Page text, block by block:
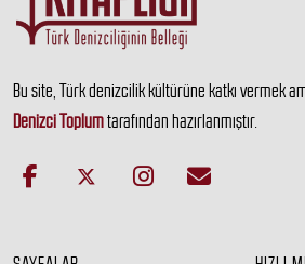
Bu site, Türk denizcilik kültürüne katkı vermek
Denizci Toplumtarafından hazırlanmıştır.